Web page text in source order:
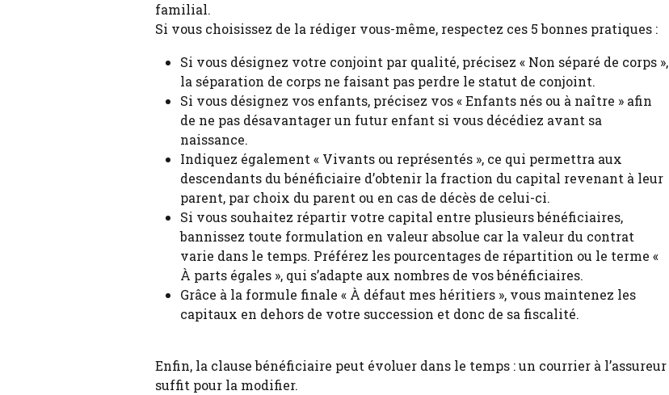
familial.
Si vous choisissez de la rédiger vous-même, respectez ces 5 bonnes pratiques :
Si vous désignez votre conjoint par qualité, précisez « Non séparé de corps »,
la séparation de corps ne faisant pas perdre le statut de conjoint.
Si vous désignez vos enfants, précisez vos « Enfants nés ou à naître » afin
de ne pas désavantager un futur enfant si vous décédiez avant sa
naissance.
Indiquez également « Vivants ou représentés », ce qui permettra aux
descendants du bénéficiaire d’obtenir la fraction du capital revenant à leur
parent, par choix du parent ou en cas de décès de celui-ci.
Si vous souhaitez répartir votre capital entre plusieurs bénéficiaires,
bannissez toute formulation en valeur absolue car la valeur du contrat
varie dans le temps. Préférez les pourcentages de répartition ou le terme «
À parts égales », qui s’adapte aux nombres de vos bénéficiaires.
Grâce à la formule finale « À défaut mes héritiers », vous maintenez les
capitaux en dehors de votre succession et donc de sa fiscalité.
Enfin, la clause bénéficiaire peut évoluer dans le temps : un courrier à l’assureur
suffit pour la modifier.